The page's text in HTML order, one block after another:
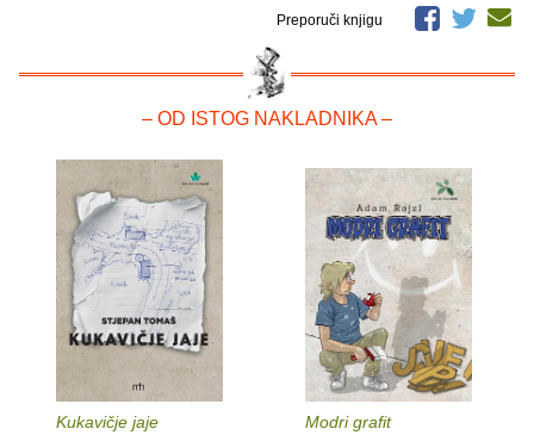
Preporuči knjigu
– OD ISTOG NAKLADNIKA –
Kukavičje jaje Modri grafit